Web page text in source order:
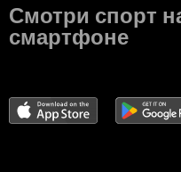
Смотри спорт
смартфоне